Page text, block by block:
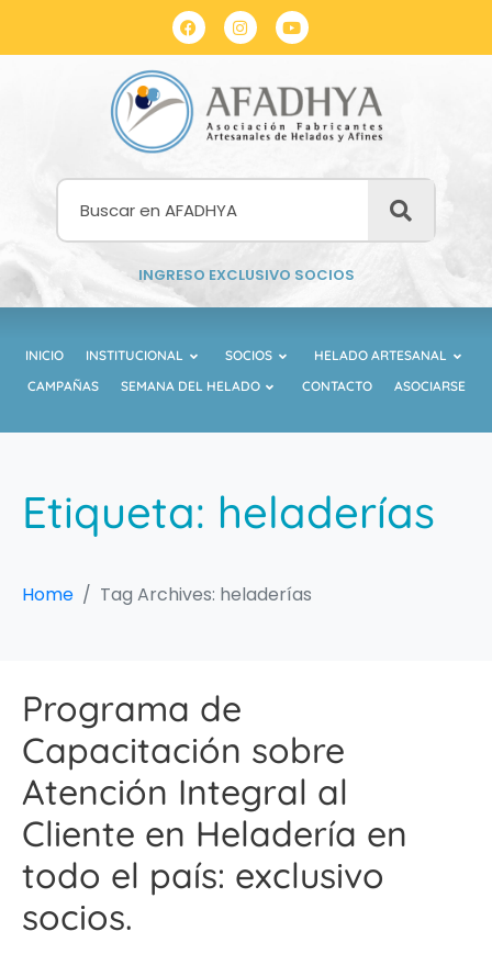
INGRESO EXCLUSIVO SOCIOS
INICIO INSTITUCIONAL SOCIOS
HELADO ARTESANAL
CAMPAÑAS
SEMANA DEL HELADO CONTACTO ASOCIARSE
Etiqueta: heladerías
Home Tag Archives: heladerías
Programa de
Capacitación sobre
Atención Integral al
Cliente en Heladería en
todo el país: exclusivo
socios.